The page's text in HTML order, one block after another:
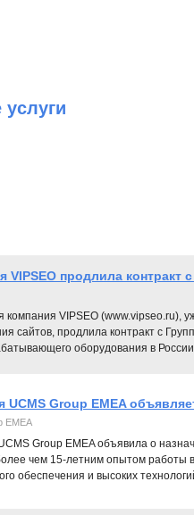
услуги
VIPSEO продлила контракт
компания VIPSEO
сайтов, продлила контракт с
оборудования в
UCMS Group EMEA
EMEA
Group EMEA объявила о
чем 15-летним опытом работы
обеспечения и высоких